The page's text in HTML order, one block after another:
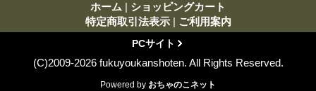
ホーム | ショッピングカート
特定商取引法表示 | ご利用案内
PCサイト
(C)2009-2026 fukuyoukanshoten. All Rights Reserved.
Powered by おちゃのこネット